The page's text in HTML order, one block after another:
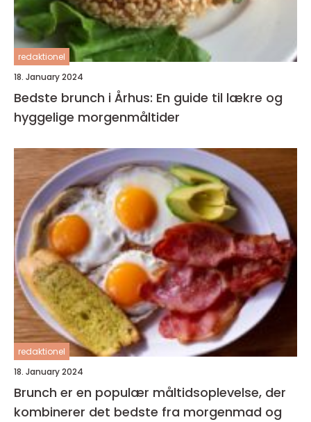
redaktionel
18. January 2024
Bedste brunch i Århus: En guide til lækre og
hyggelige morgenmåltider
redaktionel
18. January 2024
Brunch er en populær måltidsoplevelse, der
kombinerer det bedste fra morgenmad og